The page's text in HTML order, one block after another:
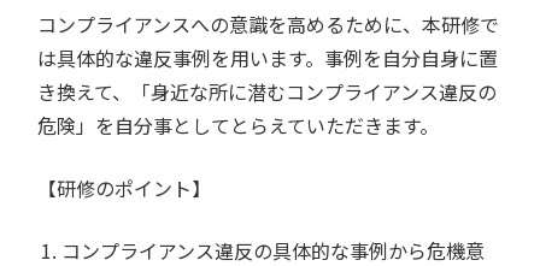
コンプライアンスへの意識を高めるために、本研修で
は具体的な違反事例を用います。事例を自分自身に置
き換えて、「身近な所に潜むコンプライアンス違反の
危険」を自分事としてとらえていただきます。
【研修のポイント】
コンプライアンス違反の具体的な事例から危機意